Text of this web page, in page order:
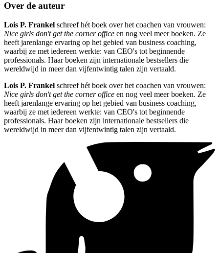
Over de auteur
Lois P. Frankel schreef hét boek over het coachen van vrouwen:
Nice girls don't get the corner office en nog veel meer boeken. Ze
heeft jarenlange ervaring op het gebied van business coaching,
waarbij ze met iedereen werkte: van CEO's tot beginnende
professionals. Haar boeken zijn internationale bestsellers die
wereldwijd in meer dan vijfentwintig talen zijn vertaald.
Lois P. Frankel schreef hét boek over het coachen van vrouwen:
Nice girls don't get the corner office en nog veel meer boeken. Ze
heeft jarenlange ervaring op het gebied van business coaching,
waarbij ze met iedereen werkte: van CEO's tot beginnende
professionals. Haar boeken zijn internationale bestsellers die
wereldwijd in meer dan vijfentwintig talen zijn vertaald.